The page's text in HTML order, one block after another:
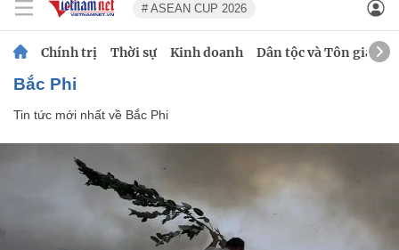
# ASEAN CUP 2026
Chính trị Thời sự Kinh doanh Dân tộc và Tôn giáo
Bắc Phi
Tin tức mới nhất về Bắc Phi